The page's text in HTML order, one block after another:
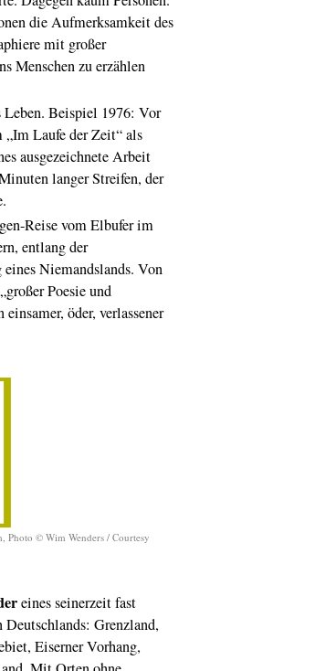
die Aufmerksamkeit des
mit großer
Menschen zu erzählen
Beispiel 1976: Vor
„Im Laufe der Zeit“ als
ausgezeichnete Arbeit
langer Streifen, der
Reise vom Elbufer im
entlang der
Niemandslands. Von
Poesie und
öder, verlassener
Photo © Wim Wenders / Courtesy
eines seinerzeit fast
Deutschlands: Grenzland,
Eiserner Vorhang,